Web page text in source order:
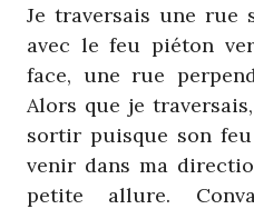
Je traversais une rue
avec le feu piéton
face, une rue
Alors que je
sortir puisque son
venir dans ma
petite allure.